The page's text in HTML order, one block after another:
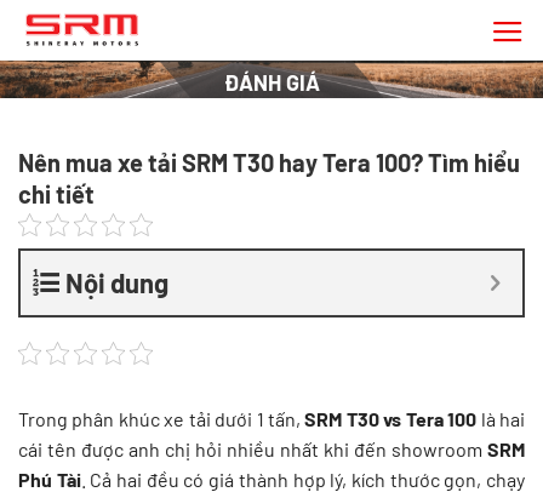
Chuyển
đến
nội
dung
ĐÁNH GIÁ
Nên mua xe tải SRM T30 hay Tera 100? Tìm hiểu
chi tiết
Nội dung
Trong phân khúc xe tải dưới 1 tấn,SRM T30 vs Tera 100 là hai
cái tên được anh chị hỏi nhiều nhất khi đến showroom SRM
Phú Tài. Cả hai đều có giá thành hợp lý, kích thước gọn, chạy